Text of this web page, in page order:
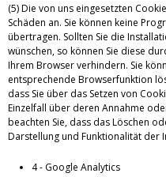
(5) Die von uns eingesetzten
Schäden an. Sie können keine
übertragen. Sollten Sie die
wünschen, so können Sie diese
Ihrem Browser verhindern. Sie
entsprechende Browserfunktion
dass Sie über das Setzen von
Einzelfall über deren Annahme
beachten Sie, dass das Löschen
Darstellung und Funktionalität der
4 - Google Analytics